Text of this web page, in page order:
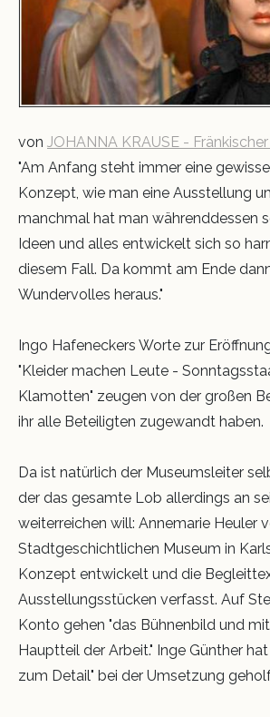
von JOHANNA KRAUSE -
"Am Anfang steht immer eine
Konzept, wie man eine Ausstellung
manchmal hat man währenddessen
Ideen und alles entwickelt sich so
diesem Fall. Da kommt am Ende
Wundervolles heraus."
Ingo Hafeneckers Worte zur
"Kleider machen Leute -
Klamotten" zeugen von der großen
ihr alle Beteiligten zugewandt haben.
Da ist natürlich der Museumsleiter
der das gesamte Lob allerdings an
weiterreichen will: Annemarie Heuler
Stadtgeschichtlichen Museum in
Konzept entwickelt und die
Ausstellungsstücken verfasst. Auf
Konto gehen "das Bühnenbild und
Hauptteil der Arbeit." Inge Günther
zum Detail" bei der Umsetzung